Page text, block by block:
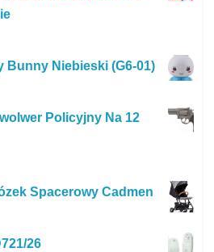
Bunny Niebieski (G6-01)
Policyjny Na 12
Spacerowy Cadmen
26